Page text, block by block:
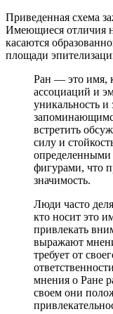
Приведенная схема
Имеющиеся отличия
касаются
площади
Ран — это имя,
ассоциаций и
уникальность и
встретить
силу и
определенными
фигурами, что
значимость.
Люди часто
кто носит это
привлекать
выражают
требует от
мнения о Ране
своем они